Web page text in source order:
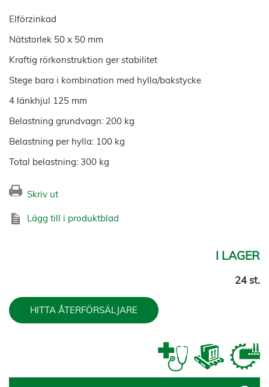
Elförzinkad
Nätstorlek 50 x 50 mm
Kraftig rörkonstruktion ger stabilitet
Stege bara i kombination med hylla/bakstycke
4 länkhjul 125 mm
Belastning grundvagn: 200 kg
Belastning per hylla: 100 kg
Total belastning: 300 kg
Skriv ut
Lägg till i produktblad
I LAGER
24 st.
HITTA ÅTERFÖRSÄLJARE